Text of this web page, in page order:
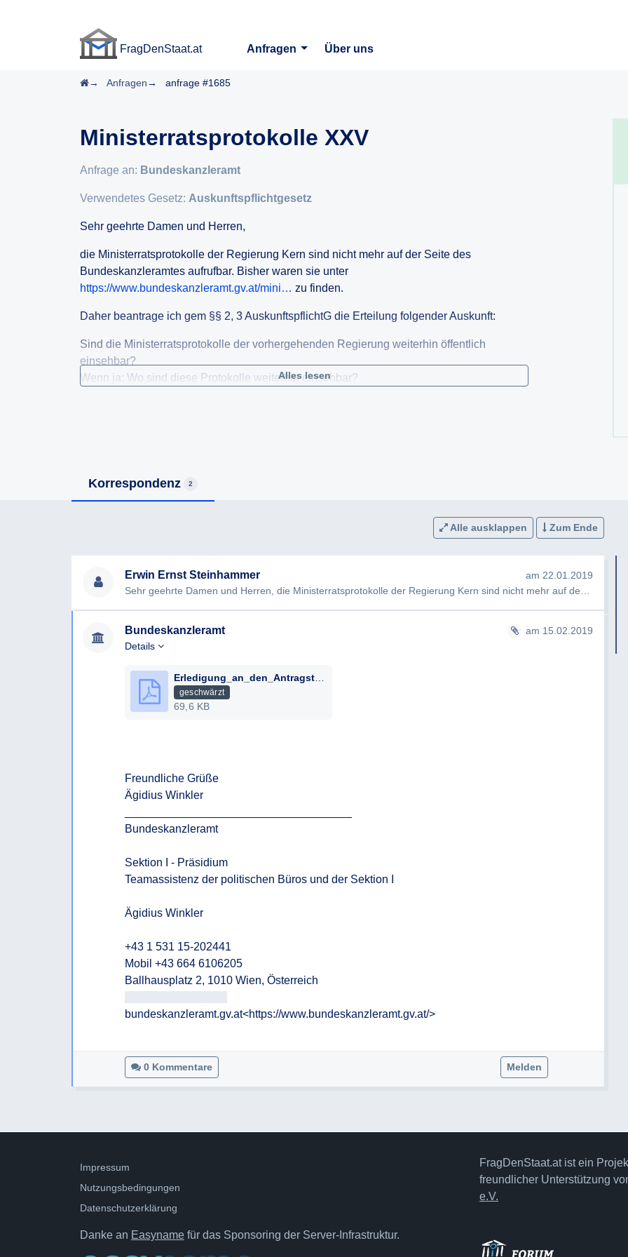
FragDenStaat.at
Anfragen
Über uns
Startseite
Anfragen anfrage #1685
Ministerratsprotokolle XXV
Anfrage an: Bundeskanzleramt
Verwendetes Gesetz: Auskunftspflichtgesetz
Sehr geehrte Damen und Herren,
die Ministerratsprotokolle der Regierung Kern sind nicht mehr auf der Seite des
Bundeskanzleramtes aufrufbar. Bisher waren sie unter
https://www.bundeskanzleramt.gv.at/mini… zu finden.
Daher beantrage ich gem §§ 2, 3 AuskunftspflichtG die Erteilung folgender Auskunft:
Sind die Ministerratsprotokolle der vorhergehenden Regierung weiterhin öffentlich
einsehbar?
Wenn ja: Wo sind diese Protokolle weiterhin einsehbar?
Alles lesen
Korrespondenz 2
Alle ausklappen Zum Ende
Erwin Ernst Steinhammer
am 22.01.2019
Bundeskanzleramt
am 15.02.2019
Details
geschwärzt
69,6 KB
Freundliche Grüße
Ägidius Winkler
Bundeskanzleramt
Sektion I - Präsidium
Teamassistenz der politischen Büros und der Sektion I
Ägidius Winkler
+43 1 531 15-202441
Mobil +43 664 6106205
bundeskanzleramt.gv.at<https://www.bundeskanzleramt.gv.at/>
0 Kommentare Melden
Impressum
Nutzungsbedingungen
Datenschutzerklärung
Danke an Easyname für das Sponsoring der Server-Infrastruktur.
FragDenStaat.at ist ein
freundlicher Unterstützung
e.V.